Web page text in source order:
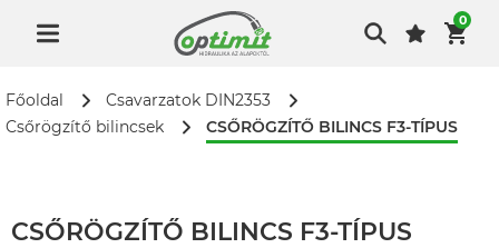
0
Főoldal
Csavarzatok DIN2353
Csőrögzítő bilincsek
CSŐRÖGZÍTŐ BILINCS F3-TÍPUS
CSŐRÖGZÍTŐ BILINCS F3-TÍPUS